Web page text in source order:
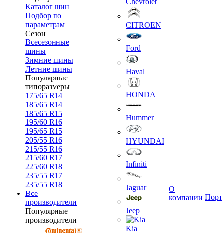
Каталог шин
Подбор по
параметрам
Сезон
Всесезонные
шины
Зимние шины
Летние шины
Популярные
типоразмеры
175/65 R14
185/65 R14
185/65 R15
195/60 R16
195/65 R15
205/55 R16
215/55 R16
215/60 R17
225/60 R18
235/55 R17
235/55 R18
Все
производители
Популярные
производители
Chevrolet
CITROEN
Ford
Haval
HONDA
Hummer
HYUNDAI
Infiniti
Jaguar
Jeep
Kia
О
компании